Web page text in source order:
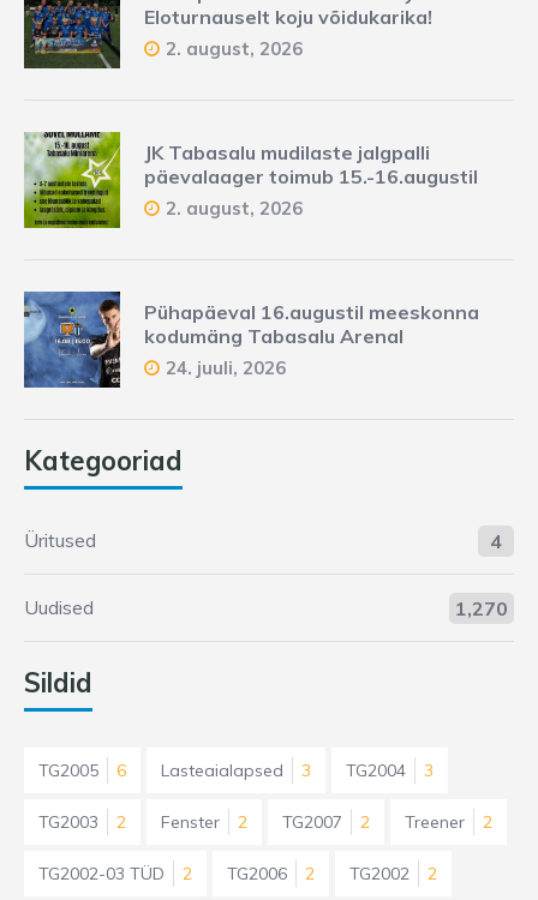
Eloturnauselt koju võidukarika!
2. august, 2026
JK Tabasalu mudilaste jalgpalli
päevalaager toimub 15.-16.augustil
2. august, 2026
Pühapäeval 16.augustil meeskonna
kodumäng Tabasalu Arenal
24. juuli, 2026
Kategooriad
Üritused 4
Uudised 1,270
Sildid
TG2005 6 Lasteaialapsed 3 TG2004 3
TG2003 2 Fenster 2 TG2007 2 Treener 2
TG2002-03 TÜD 2 TG2006 2 TG2002 2